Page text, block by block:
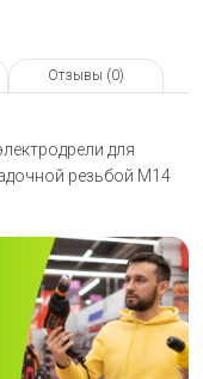
Отзывы (0)
для
резьбой М14